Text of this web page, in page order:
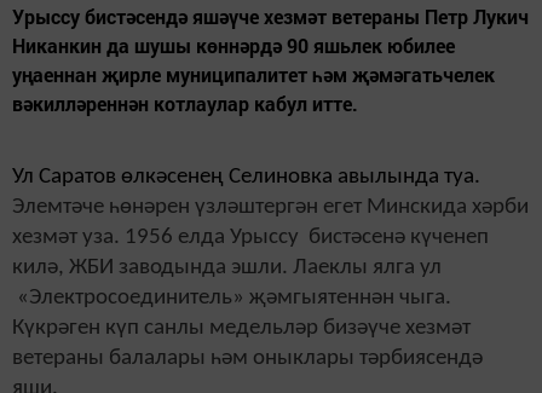
Урыссу бистәсендә яшәүче хезмәт ветераны Петр Лукич
Никанкин да шушы көннәрдә 90 яшьлек юбилее
уңаеннан җирле муниципалитет һәм җәмәгатьчелек
вәкилләреннән котлаулар кабул итте.
Ул Саратов өлкәсенең Селиновка авылында туа.
Элемтәче һөнәрен үзләштергән егет Минскида хәрби
хезмәт уза. 1956 елда Урыссу бистәсенә күченеп
килә, ЖБИ заводында эшли. Лаеклы ялга ул
«Электросоединитель» җәмгыятеннән чыга.
Күкрәген күп санлы медельләр бизәүче хезмәт
ветераны балалары һәм оныклары тәрбиясендә